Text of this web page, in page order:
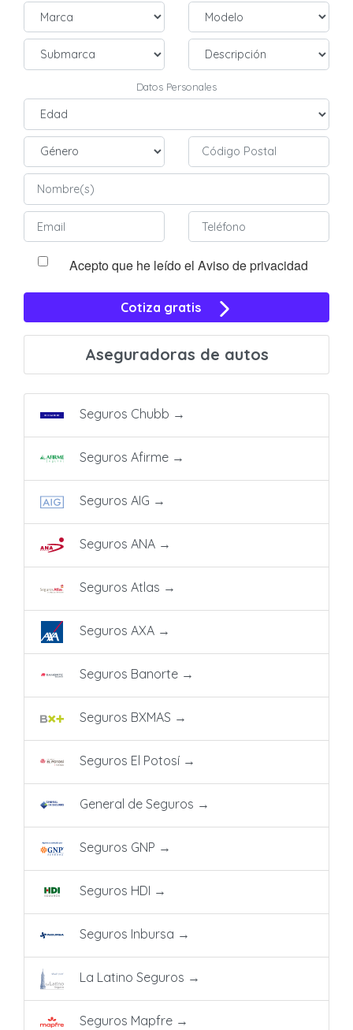
Datos Personales
Acepto que he leído el Aviso de privacidad
Cotiza gratis
Aseguradoras de autos
Seguros Chubb →
Seguros Afirme →
Seguros AIG →
Seguros ANA →
Seguros Atlas →
Seguros AXA →
Seguros Banorte →
Seguros BXMAS →
Seguros El Potosí →
General de Seguros →
Seguros GNP →
Seguros HDI →
Seguros Inbursa →
La Latino Seguros →
Seguros Mapfre →